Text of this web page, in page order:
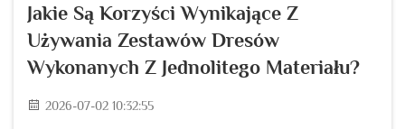
Jakie Są Korzyści Wynikające Z
Używania Zestawów Dresów
Wykonanych Z Jednolitego Materiału?
2026-07-02 10:32:55